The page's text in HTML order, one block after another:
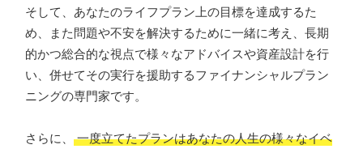
そして、あなたのライフプラン上の目標を達成するた
め、また問題や不安を解決するために一緒に考え、長期
的かつ総合的な視点で様々なアドバイスや資産設計を行
い、併せてその実行を援助するファイナンシャルプラン
ニングの専門家です。
さらに、一度立てたプランはあなたの人生の様々なイベ